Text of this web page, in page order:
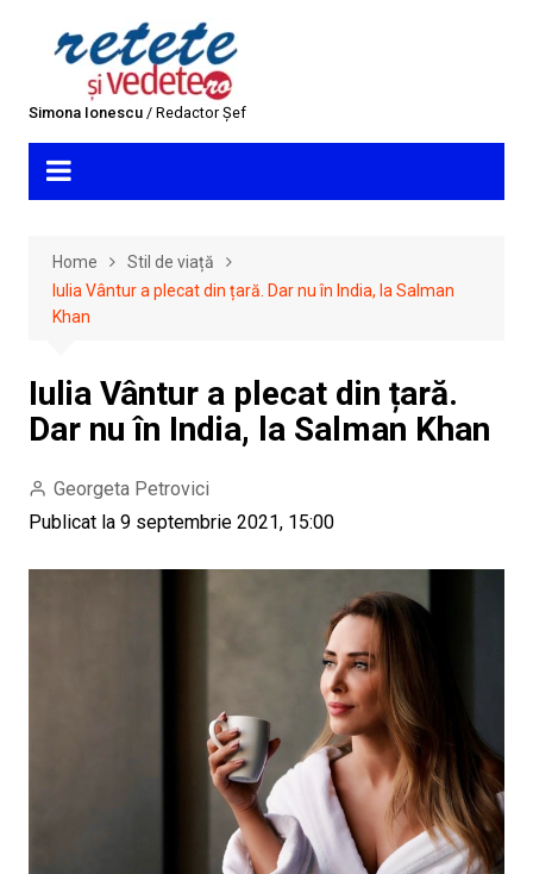
Simona Ionescu/ Redactor Șef
Home
Stil de viață
Iulia Vântur a plecat din țară. Dar nu în India, la Salman
Khan
Iulia Vântur a plecat din țară.
Dar nu în India, la Salman Khan
Georgeta Petrovici
Publicat la 9 septembrie 2021, 15:00